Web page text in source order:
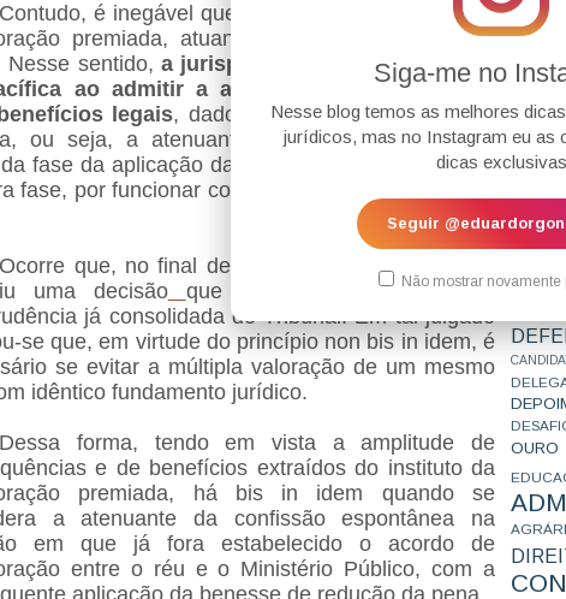
Siga-me no
Nesse blog temos as melhores
jurídicos, mas no Instagram eu as
dicas exclusivas
Seguir
Não mostrar novamente
Contudo, é inegável que a confissão é requisito da
premiada, atuando como um pressuposto
Nesse sentido, a jurisprudência do STJ sempre
ao admitir a aplicação simultânea dos
legais, dado que dotados de natureza
ou seja, a atenuante da confissão incide na
fase da aplicação da pena, já a colaboração na
fase, por funcionar como causa de diminuição de
Ocorre que, no final de 2020, a 5ª Turma do STJ
uma decisão
que foi de encontro com a
já consolidada do Tribunal. Em tal julgado
se que, em virtude do princípio non bis in idem, é
se evitar a múltipla valoração de um mesmo
idêntico fundamento jurídico.
Dessa forma, tendo em vista a amplitude de
e de benefícios extraídos do instituto da
premiada, há bis in idem quando se
a atenuante da confissão espontânea na
em que já fora estabelecido o acordo de
entre o réu e o Ministério Público, com a
PARA
OURO